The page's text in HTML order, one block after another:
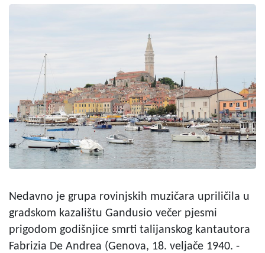
Nedavno je grupa rovinjskih muzičara upriličila u
gradskom kazalištu Gandusio večer pjesmi
prigodom godišnjice smrti talijanskog kantautora
Fabrizia De Andrea (Genova, 18. veljače 1940. -